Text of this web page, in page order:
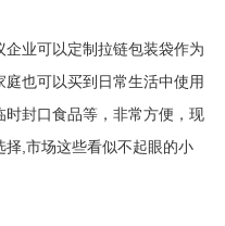
业可以定制拉链包装袋作为
也可以买到日常生活中使用
封口食品等，非常方便，现
,市场这些看似不起眼的小